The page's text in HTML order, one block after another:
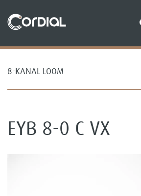
8-KANAL LOOM
EYB 8-0 C VX